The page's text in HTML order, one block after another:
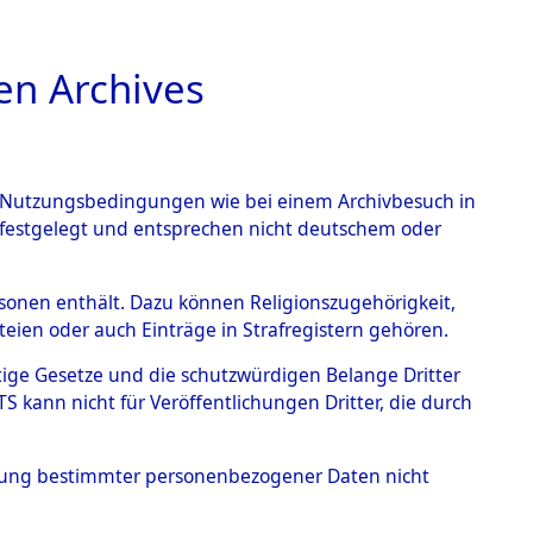
→0001 (84600976)
Archives
wie bei einem Archivbesuch in
und entsprechen nicht deutschem oder
enthält. Dazu können Religionszugehörigkeit,
oder auch Einträge in Strafregistern gehören.
Gesetze und die schutzwürdigen Belange Dritter
kann nicht für Veröffentlichungen Dritter, die durch
bestimmter personenbezogener Daten nicht